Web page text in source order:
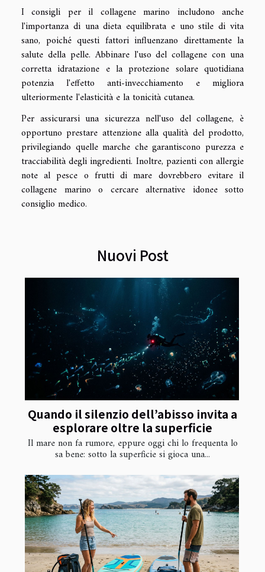
I consigli per il collagene marino includono anche
l'importanza di una dieta equilibrata e uno stile di vita
sano, poiché questi fattori influenzano direttamente la
salute della pelle. Abbinare l'uso del collagene con una
corretta idratazione e la protezione solare quotidiana
potenzia l'effetto anti-invecchiamento e migliora
ulteriormente l'elasticità e la tonicità cutanea.
Per assicurarsi una sicurezza nell'uso del collagene, è
opportuno prestare attenzione alla qualità del prodotto,
privilegiando quelle marche che garantiscono purezza e
tracciabilità degli ingredienti. Inoltre, pazienti con allergie
note al pesce o frutti di mare dovrebbero evitare il
collagene marino o cercare alternative idonee sotto
consiglio medico.
Nuovi Post
Quando il silenzio dell’abisso invita a
esplorare oltre la superficie
Il mare non fa rumore, eppure oggi chi lo frequenta lo
sa bene: sotto la superficie si gioca una...